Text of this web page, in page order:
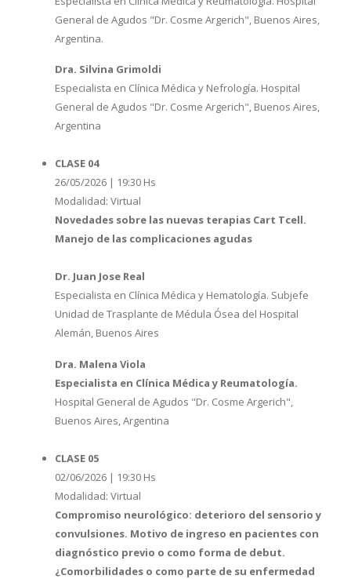
General de Agudos "Dr. Cosme Argerich", Buenos Aires,
Argentina.
Dra. Silvina Grimoldi
Especialista en Clínica Médica y Nefrología. Hospital
General de Agudos "Dr. Cosme Argerich", Buenos Aires,
Argentina
CLASE 04
26/05/2026 | 19:30 Hs
Modalidad: Virtual
Novedades sobre las nuevas terapias Cart Tcell.
Manejo de las complicaciones agudas
Dr. Juan Jose Real
Especialista en Clínica Médica y Hematología. Subjefe
Unidad de Trasplante de Médula Ósea del Hospital
Alemán, Buenos Aires
Dra. Malena Viola
Especialista en Clínica Médica y Reumatología.
Hospital General de Agudos "Dr. Cosme Argerich",
Buenos Aires, Argentina
CLASE 05
02/06/2026 | 19:30 Hs
Modalidad: Virtual
Compromiso neurológico: deterioro del sensorio y
convulsiones. Motivo de ingreso en pacientes con
diagnóstico previo o como forma de debut.
¿Comorbilidades o como parte de su enfermedad